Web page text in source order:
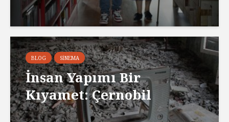
BLOG SINEMA
İnsan Yapımı Bir
Kıyamet: Çernobil